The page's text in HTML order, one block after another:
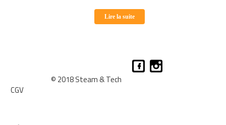
Lire la suite
© 2018 Steam & Tech
CGV